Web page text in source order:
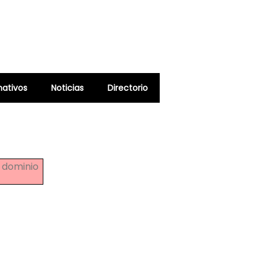
Noticias Directorio